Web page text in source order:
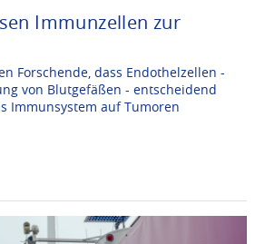
Immunzellen zur
Forschende, dass Endothelzellen -
von Blutgefäßen - entscheidend
Immunsystem auf Tumoren